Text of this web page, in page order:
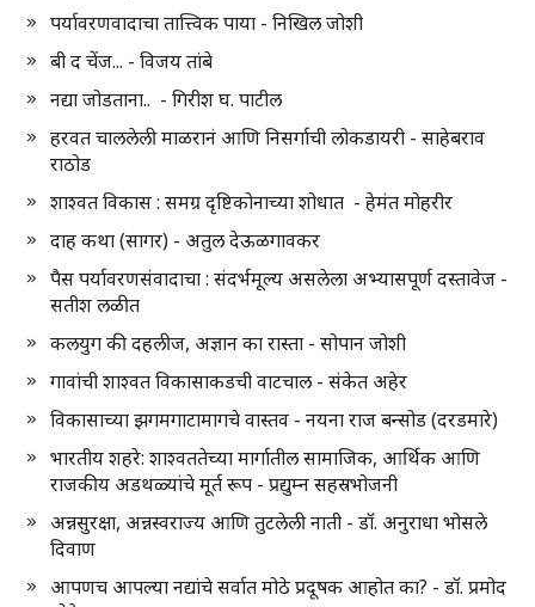
पर्यावरणवादाचा तात्त्विक पाया - निखिल जोशी
बी द चेंज... - विजय तांबे
नद्या जोडताना.. - गिरीश घ. पाटील
हरवत चाललेली माळरानं आणि निसर्गाची लोकडायरी - साहेबराव
राठोड
शाश्वत विकास : समग्र दृष्टिकोनाच्या शोधात - हेमंत मोहरीर
दाह कथा (सागर) - अतुल देऊळगावकर
पैस पर्यावरणसंवादाचा : संदर्भमूल्य असलेला अभ्यासपूर्ण दस्तावेज -
सतीश लळीत
कलयुग की दहलीज, अज्ञान का रास्ता - सोपान जोशी
गावांची शाश्वत विकासाकडची वाटचाल - संकेत अहेर
विकासाच्या झगमगाटामागचे वास्तव - नयना राज बन्सोड (दरडमारे)
भारतीय शहरे: शाश्वततेच्या मार्गातील सामाजिक, आर्थिक आणि
राजकीय अडथळ्यांचे मूर्त रूप - प्रद्युम्न सहस्रभोजनी
अन्नसुरक्षा, अन्नस्वराज्य आणि तुटलेली नाती - डॉ. अनुराधा भोसले
दिवाण
आपणच आपल्या नद्यांचे सर्वात मोठे प्रदूषक आहोत का? - डॉ. प्रमोद